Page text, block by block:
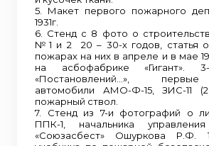
5. Макет первого пожарного
1931г.
6. Стенд с 8 фото о
№1 и 2 20 – 30-х годов, статья
пожарах на них в апреле и в мае
на асбофабрике «Гигант».
«Постановлений…»,
автомобили АМО-Ф-15, ЗИС-11
пожарный ствол.
7. Стенд из 7-и фотографий о
ППК-1, начальника
«Союзасбест» Ошуркова Р.Ф.